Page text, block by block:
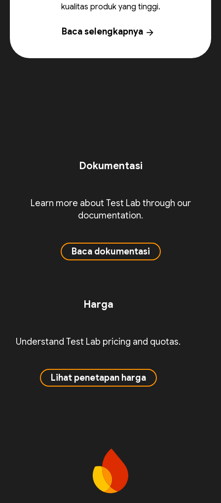
kualitas produk yang tinggi.
Baca selengkapnya arrow_forward
Dokumentasi
Learn more about Test Lab through our
documentation.
Baca dokumentasi
Harga
Understand Test Lab pricing and quotas.
Lihat penetapan harga